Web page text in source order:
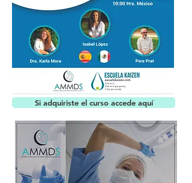
Si adquiriste el curso accede aquí